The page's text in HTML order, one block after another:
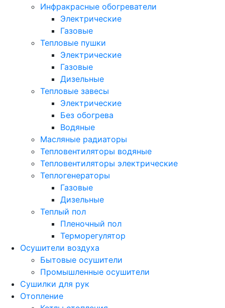
Инфракрасные обогреватели
Электрические
Газовые
Тепловые пушки
Электрические
Газовые
Дизельные
Тепловые завесы
Электрические
Без обогрева
Водяные
Масляные радиаторы
Тепловентиляторы водяные
Тепловентиляторы электрические
Теплогенераторы
Газовые
Дизельные
Теплый пол
Пленочный пол
Терморегулятор
Осушители воздуха
Бытовые осушители
Промышленные осушители
Сушилки для рук
Отопление